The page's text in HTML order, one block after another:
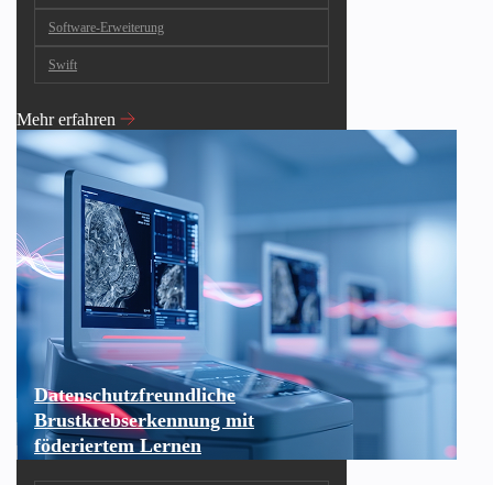
Software-Erweiterung
Swift
Mehr erfahren
Datenschutzfreundliche
Brustkrebserkennung mit
föderiertem Lernen